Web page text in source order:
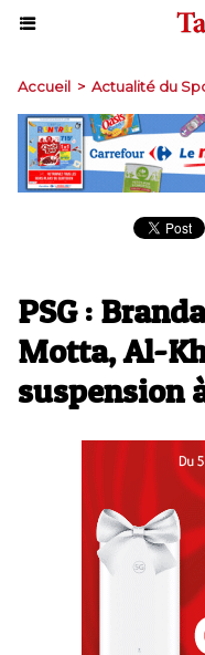
Accueil > Actualité du
PSG :
Motta, Al-
suspension